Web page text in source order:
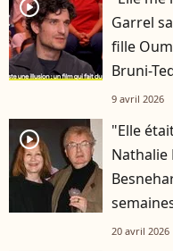
player2
Garrel
fille
Bruni-
9 avril 2026
player2
"Elle
Nathalie
20 avril 2026